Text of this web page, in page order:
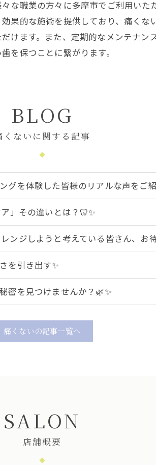
な職業の方々に多摩市でご利用いた
効果的な施術を提供しており、痛く
だけます。また、定期的なメンテナン
歯を保つことに繋がります。
BLOG
くないに関する記事
グを体験した皆様のリアルな声をご
」その違いとは？🦷✨
ンジしようと考えている皆さん、お
を引き出す✨
密を見つけませんか？🌿✨
痛くないの記事一覧へ
店舗概要
SALON